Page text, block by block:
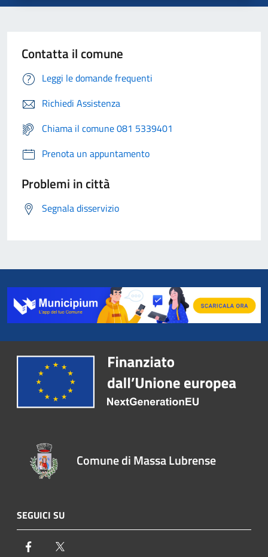
Contatta il comune
Leggi le domande frequenti
Richiedi Assistenza
Chiama il comune 081 5339401
Prenota un appuntamento
Problemi in città
Segnala disservizio
Comune di Massa Lubrense
SEGUICI SU
Facebook